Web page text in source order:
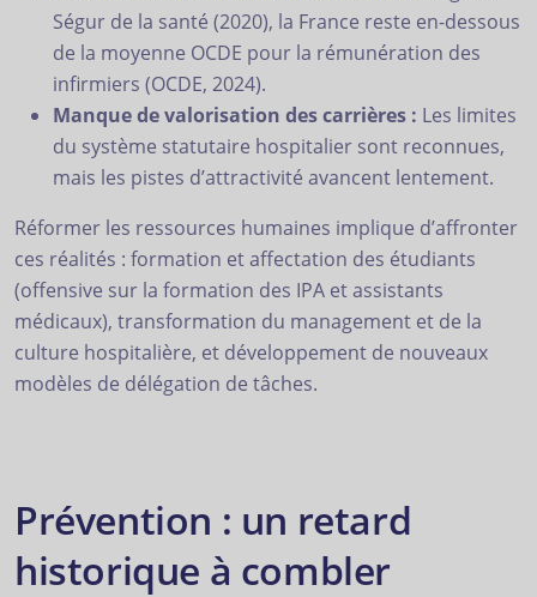
Ségur de la santé (2020), la France reste en-dessous
de la moyenne OCDE pour la rémunération des
infirmiers (OCDE, 2024).
Manque de valorisation des carrières : Les limites
du système statutaire hospitalier sont reconnues,
mais les pistes d’attractivité avancent lentement.
Réformer les ressources humaines implique d’affronter
ces réalités : formation et affectation des étudiants
(offensive sur la formation des IPA et assistants
médicaux), transformation du management et de la
culture hospitalière, et développement de nouveaux
modèles de délégation de tâches.
Prévention : un retard
historique à combler